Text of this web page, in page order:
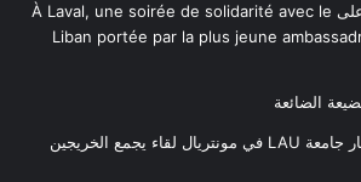
À Laval, une soirée de solidarité avec le
Liban portée par la plus jeune
الضائعة
إفطار جامعة LAU في مونتريال لقاء يجمع الخريجين